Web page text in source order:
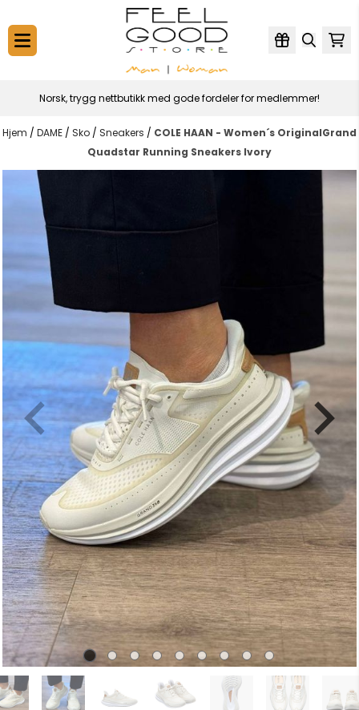
Norsk, trygg nettbutikk med gode fordeler for medlemmer!
Hjem / DAME / Sko / Sneakers / COLE HAAN - Women´s OriginalGrand
Quadstar Running Sneakers Ivory